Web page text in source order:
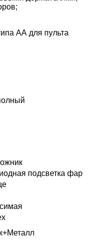
АА для пульта
подсветка фар